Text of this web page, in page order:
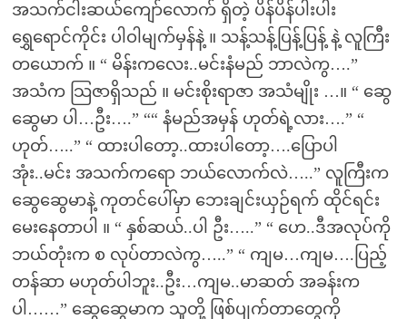
အသက်ငါးဆယ်ကျော်လောက် ရှိတဲ့ ပိန်ပိန်ပါးပါး
ရွှေရောင်ကိုင်း ပါဝါမျက်မှန်နဲ့ ။ သန့်သန့်ပြန့်ပြန့် နဲ့ လူကြီး
တယောက် ။ “ မိန်းကလေး..မင်းနံမည် ဘာလဲကွ….”
အသံက သြဇာရှိသည် ။ မင်းစိုးရာဇာ အသံမျိုး …။ “ ဆွေ
ဆွေမာ ပါ…ဦး….” ““ နံမည်အမှန် ဟုတ်ရဲ့လား….” “
ဟုတ်…..” “ ထားပါတော့..ထားပါတော့….ပြောပါ
အုံး..မင်း အသက်ကရော ဘယ်လောက်လဲ…..” လူကြီးက
ဆွေဆွေမာနဲ့ ကုတင်ပေါ်မှာ ဘေးချင်းယှဉ်ရက် ထိုင်ရင်း
မေးနေတာပါ ။ “ နှစ်ဆယ်..ပါ ဦး…..” “ ဟေ..ဒီအလုပ်ကို
ဘယ်တုံးက စ လုပ်တာလဲကွ…..” “ ကျမ…ကျမ….ပြည့်
တန်ဆာ မဟုတ်ပါဘူး..ဦး…ကျမ..မာဆတ် အခန်းက
ပါ……” ဆွေဆွေမာက သူတို့ ဖြစ်ပျက်တာတွေကို